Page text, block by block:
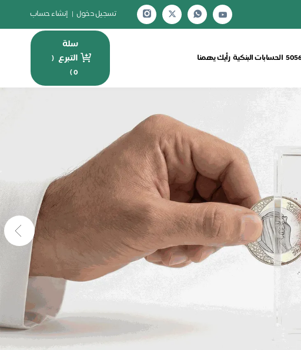
تسجيل دخول | إنشاء حساب
الحسابات البنكية رأيك يهمنا
سلة
التبرع (
0
)